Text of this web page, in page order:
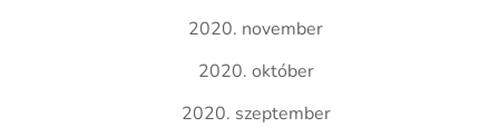
2020. november
2020. október
2020. szeptember